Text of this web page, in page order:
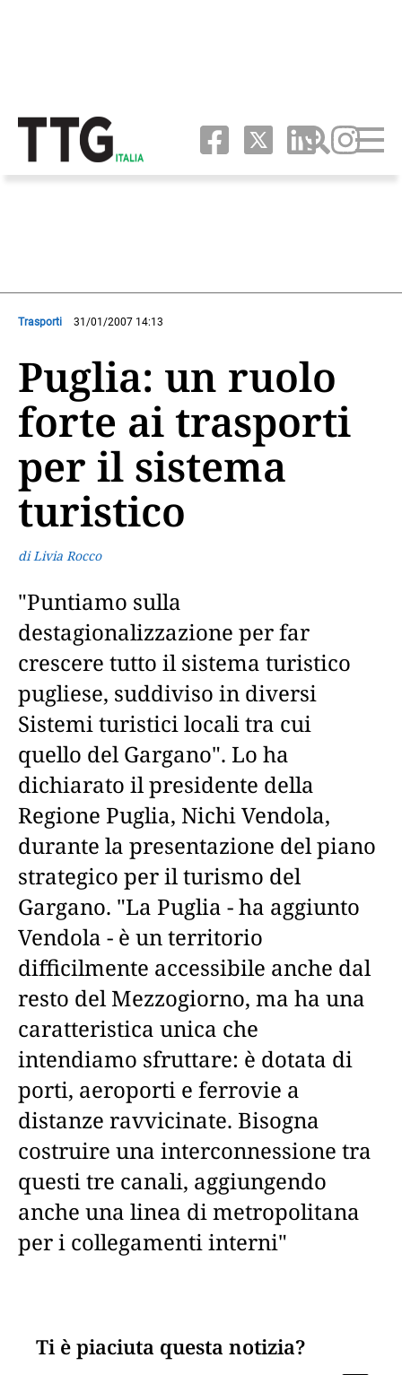
Trasporti 31/01/2007 14:13
Puglia: un ruolo
forte ai trasporti
per il sistema
turistico
di Livia Rocco
"Puntiamo sulla
destagionalizzazione per far
crescere tutto il sistema turistico
pugliese, suddiviso in diversi
Sistemi turistici locali tra cui
quello del Gargano". Lo ha
dichiarato il presidente della
Regione Puglia, Nichi Vendola,
durante la presentazione del piano
strategico per il turismo del
Gargano. "La Puglia - ha aggiunto
Vendola - è un territorio
difficilmente accessibile anche dal
resto del Mezzogiorno, ma ha una
caratteristica unica che
intendiamo sfruttare: è dotata di
porti, aeroporti e ferrovie a
distanze ravvicinate. Bisogna
costruire una interconnessione tra
questi tre canali, aggiungendo
anche una linea di metropolitana
per i collegamenti interni"
Ti è piaciuta questa notizia?